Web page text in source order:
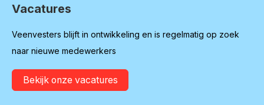
Vacatures
Veenvesters blijft in ontwikkeling en is regelmatig op zoek
naar nieuwe medewerkers
Bekijk onze vacatures